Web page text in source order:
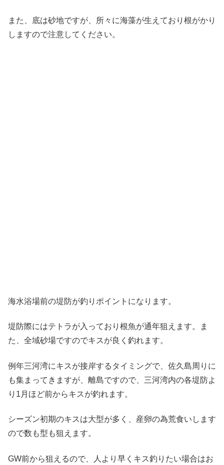
また、底は砂地ですが、所々に海藻が生えており根がかり
しますので注意してください。
海水浴場前の堤防が釣りポイントになります。
堤防際にはテトラが入っており根魚が通年狙えます。ま
た、全域砂場ですのでキスが良く釣れます。
例年三河湾にキスが接岸するタイミングで、佐久島周りに
も集まってきますが、離島ですので、三河湾内の各堤防よ
り1月ほど前からキスが釣れます。
シーズン初期のキスは大型が多く、産卵の為荒食いします
ので数も型も狙えます。
GW前から狙えるので、人より早くキス釣りたい場合はお